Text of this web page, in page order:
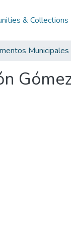
& Collections
Municipales